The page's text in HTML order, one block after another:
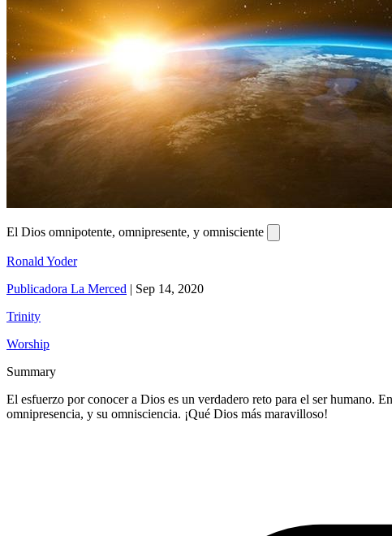
El Dios omnipotente, omnipresente, y omnisciente
Ronald Yoder
Publicadora La Merced | Sep 14, 2020
Trinity
Worship
Summary
El esfuerzo por conocer a Dios es un verdadero reto para el ser humano.
omnipresencia, y su omnisciencia. ¡Qué Dios más maravilloso!